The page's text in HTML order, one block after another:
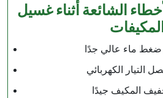
الشائعة أثناء غسيل